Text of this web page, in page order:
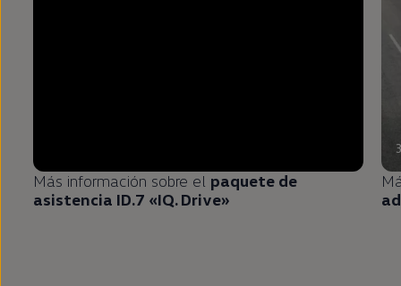
Más información sobre el paquete de
asistencia ID.7 «IQ. Drive»